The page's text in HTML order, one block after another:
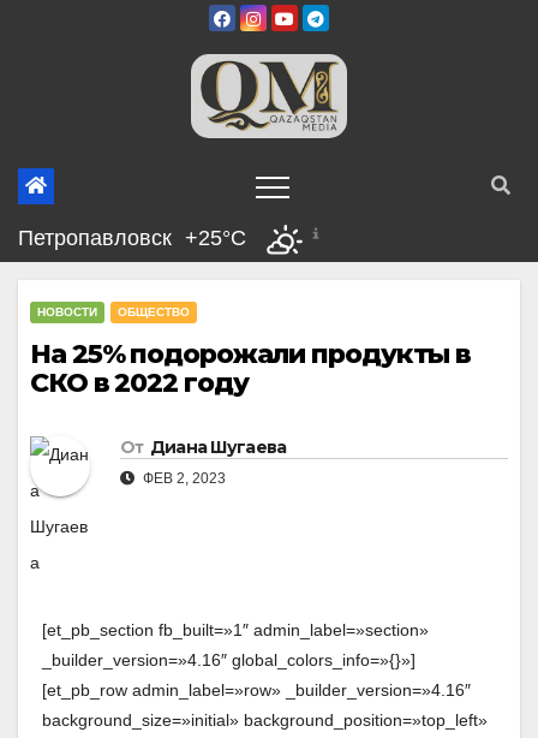
Петропавловск +25°C
НОВОСТИ ОБЩЕСТВО
На 25% подорожали продукты в
СКО в 2022 году
От Диана Шугаева
ФЕВ 2, 2023
[et_pb_section fb_built=»1″ admin_label=»section»
_builder_version=»4.16″ global_colors_info=»{}»]
[et_pb_row admin_label=»row» _builder_version=»4.16″
background_size=»initial» background_position=»top_left»